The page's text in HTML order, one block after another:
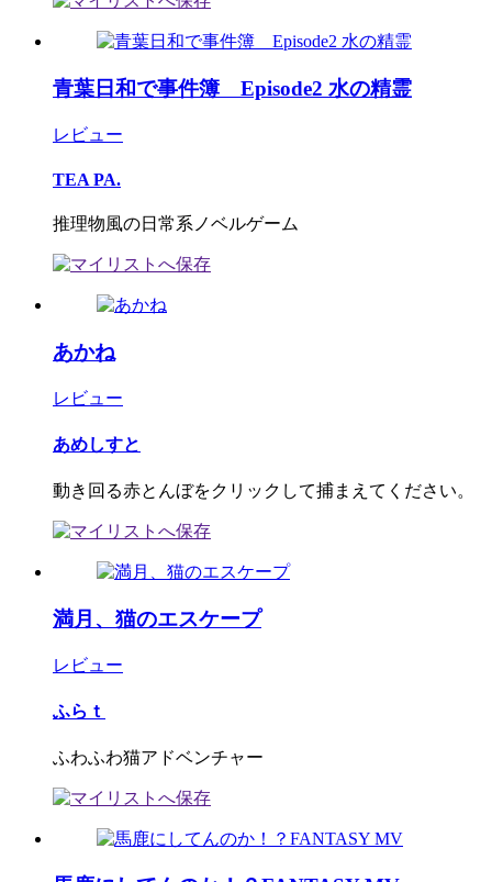
青葉日和で事件簿 Episode2 水の精霊
レビュー
TEA PA.
推理物風の日常系ノベルゲーム
あかね
レビュー
あめしすと
動き回る赤とんぼをクリックして捕まえてください。
満月、猫のエスケープ
レビュー
ふらｔ
ふわふわ猫アドベンチャー